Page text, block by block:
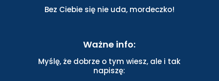
Bez Ciebie się nie uda, mordeczko!
Ważne info:
Myślę, że dobrze o tym wiesz, ale i tak
napiszę: